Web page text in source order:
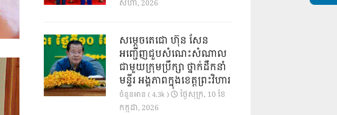
សីហា, 2026
សម្តេចតេជោ ហ៊ុន សែន
អញ្ជើញជួបសំណេះសំណាល
ជាមួយក្រុមប្រឹក្សា ថ្នាក់ដឹកនាំ
មន្ទីរ អង្គភាពក្នុងខេត្តព្រះវិហារ
ចំនួនអាន ( 4.3k )
ថ្ងៃ​សុក្រ, 10 ខែ​
កក្កដា, 2026